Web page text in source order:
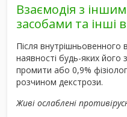
Взаємодія з
засобами та інші
Після внутрішньовенного
наявності будь-яких
промити або 0,9%
розчином декстрози.
Живі ослаблені